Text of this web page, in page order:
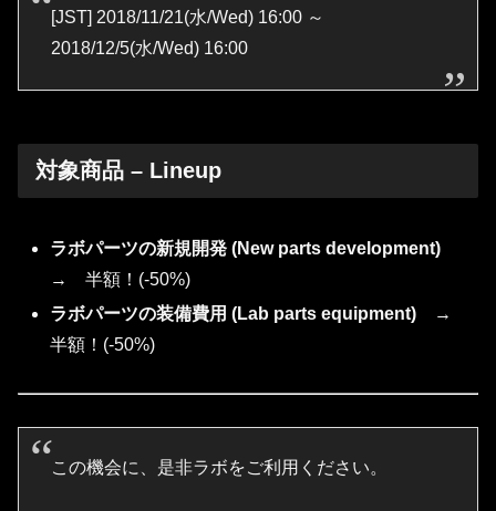
[JST] 2018/11/21(水/Wed) 16:00 ～
2018/12/5(水/Wed) 16:00
対象商品 – Lineup
ラボパーツの新規開発 (New parts development)
→ 半額！(-50%)
ラボパーツの装備費用 (Lab parts equipment) →
半額！(-50%)
この機会に、是非ラボをご利用ください。